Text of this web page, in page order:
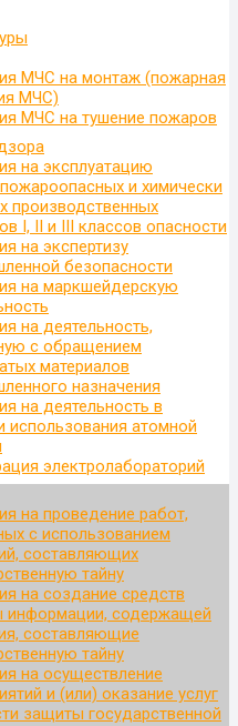
МЧС на монтаж (пожарная
МЧС)
МЧС на тушение пожаров
на эксплуатацию
и химически
производственных
I, II и III классов опасности
на экспертизу
безопасности
на маркшейдерскую
на деятельность,
с обращением
материалов
назначения
на деятельность в
использования атомной
электролабораторий
на проведение работ,
с использованием
составляющих
тайну
на создание средств
информации, содержащей
составляющие
тайну
на осуществление
и (или) оказание услуг
защиты государственной